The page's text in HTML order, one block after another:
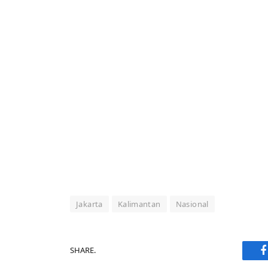
Jakarta Kalimantan Nasional
SHARE.